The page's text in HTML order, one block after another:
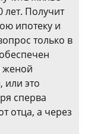
лет. Получит
ипотеку и
только в
женой
или это
сперва
отца, а через